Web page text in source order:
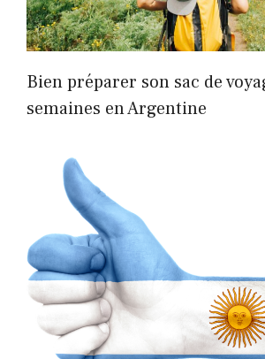
Bien préparer son sac de
semaines en Argentine